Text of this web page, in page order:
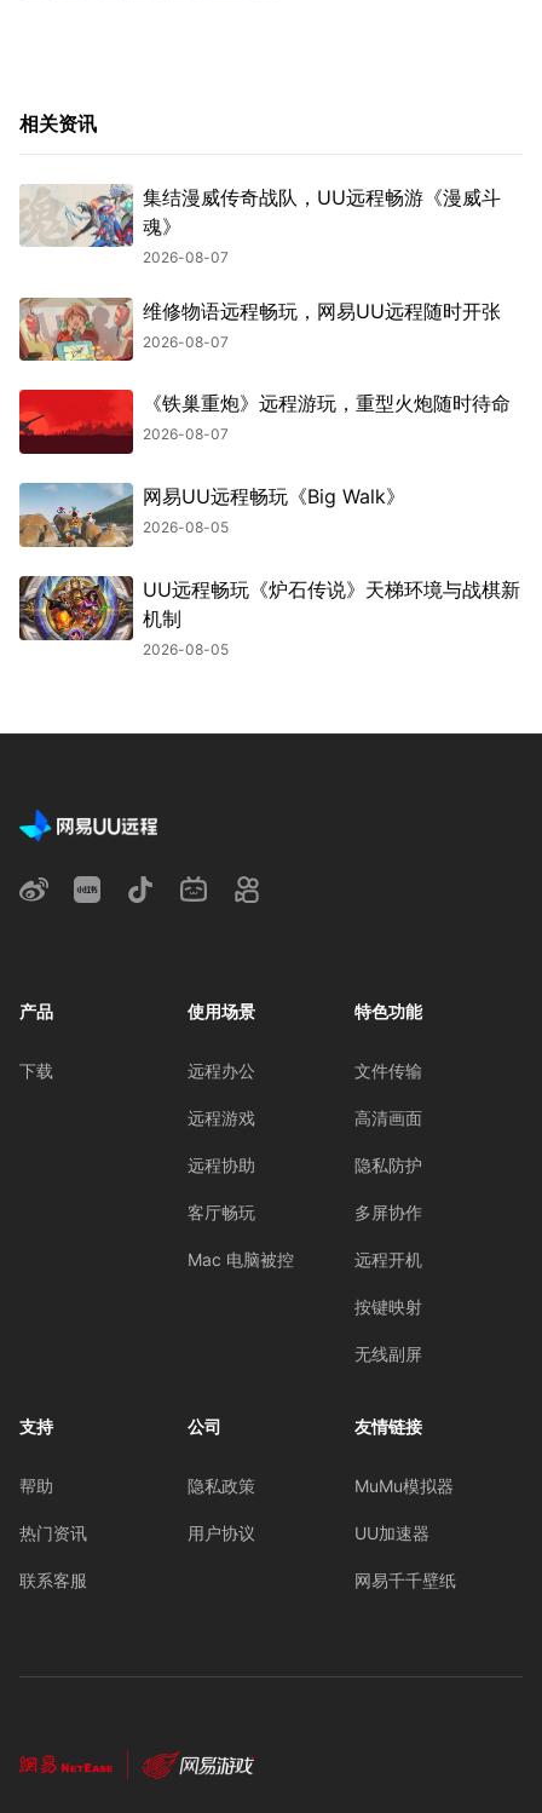
相关资讯
集结漫威传奇战队，UU远程畅游《漫威斗
魂》
2026-08-07
维修物语远程畅玩，网易UU远程随时开张
2026-08-07
《铁巢重炮》远程游玩，重型火炮随时待命
2026-08-07
网易UU远程畅玩《Big Walk》
2026-08-05
UU远程畅玩《炉石传说》天梯环境与战棋新
机制
2026-08-05
产品
下载
使用场景
远程办公
远程游戏
远程协助
客厅畅玩
Mac 电脑被控
特色功能
文件传输
高清画面
隐私防护
多屏协作
远程开机
按键映射
无线副屏
支持
帮助
热门资讯
联系客服
公司
隐私政策
用户协议
友情链接
MuMu模拟器
UU加速器
网易千千壁纸